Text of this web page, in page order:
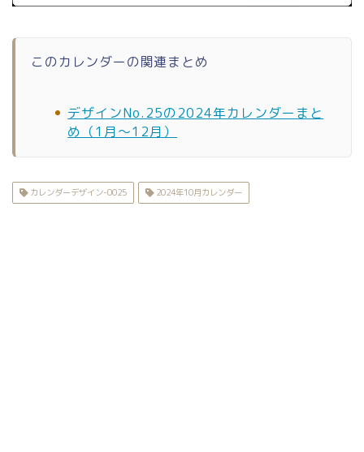
このカレンダーの関連まとめ
デザインNo.25の2024年カレンダーまと
め（1月〜12月）
カレンダーデザイン-0025 2024年10月カレンダー